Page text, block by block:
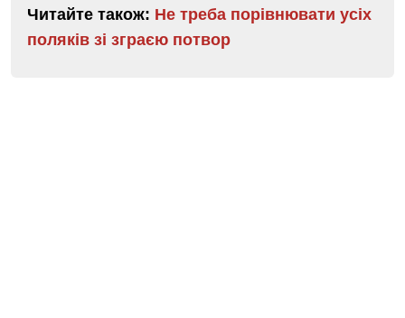
Читайте також: Не треба порівнювати усіх
поляків зі зграєю потвор